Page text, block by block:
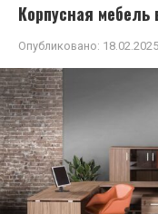
Корпусная мебель
Опубликовано: 18.02.2025